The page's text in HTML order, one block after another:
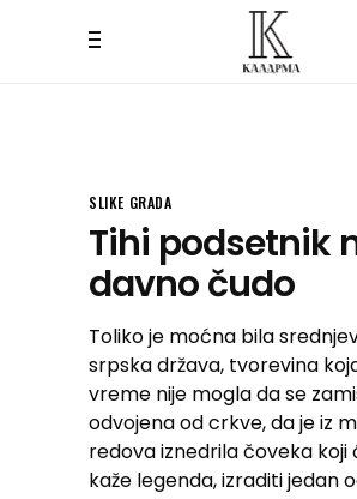
SLIKE GRADA
Tihi podsetnik
davno čudo
Toliko je moćna bila
srpska država, tvorevina
vreme nije mogla da se
odvojena od crkve, da je iz
redova iznedrila čoveka koji
kaže legenda, izraditi jedan